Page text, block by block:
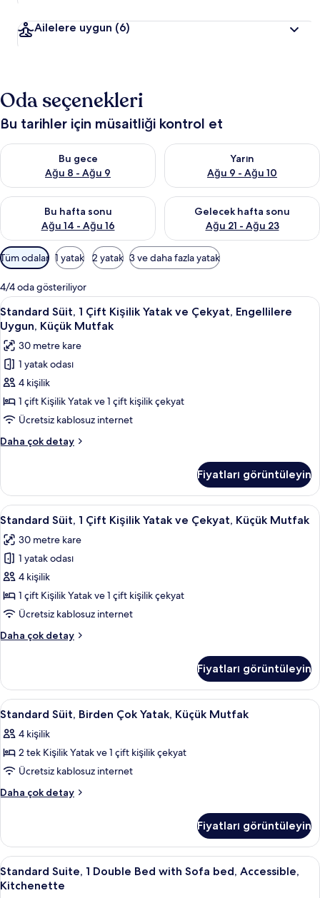
Ailelere uygun (6)
Oda seçenekleri
Bu tarihler için müsaitliği kontrol et
Bu gece
Ağu 8 - Ağu 9
Bu gece için müsaitliği kontrol et Ağu 8 - Ağu 9
Yarın
Ağu 9 - Ağu 10
Yarın için müsaitliği kontrol
Bu hafta sonu
Ağu 14 - Ağu 16
Bu hafta sonu için müsaitliği kontrol et Ağu 14 - Ağu 16
Gelecek hafta sonu
Ağu 21 - Ağu 23
Önümüzdeki hafta sonu için
Odalar
için
mevcut
filtreler
Tüm odalar 1 yatak 2 yatak 3 ve daha fazla yatak
4/4 oda gösteriliyor
Standard
Süit,
1
Çift
Kişilik
Yatak
ve
Çekyat,
Engellilere
Uygun,
Mutfak
için
tüm
fotoğrafları
görün
Anti alerjik yatak takımı, odada
12
Standard Süit, 1 Çift Kişilik Yatak ve Çekyat, Engellilere
Uygun, Küçük Mutfak
30 metre kare
1 yatak odası
4 kişilik
1 çift Kişilik Yatak ve 1 çift kişilik çekyat
Ücretsiz kablosuz internet
Daha çok detay
Standard
Kişilik
Yatak
ve
Engellilere
Uygun,
Küçük
Mutfak
hakkında
daha
fazla
detay
Fiyatları görüntüleyin
Standard
Süit,
1
Çift
Kişilik
Yatak
ve
Küçük
tüm
fotoğrafları
görün
Anti alerjik yatak takımı, odada
13
Standard Süit, 1 Çift Kişilik Yatak ve Çekyat, Küçük Mutfak
30 metre kare
1 yatak odası
4 kişilik
1 çift Kişilik Yatak ve 1 çift kişilik çekyat
Ücretsiz kablosuz internet
Daha çok detay
Standard
Kişilik
Yatak
ve
Küçük
Mutfak
hakkında
daha
fazla
detay
Fiyatları görüntüleyin
Standard
Süit,
Birden
Çok
Yatak,
Küçük
tüm
fotoğrafları
görün
Standard Süit, Birden Çok Yatak,
10
Standard Süit, Birden Çok Yatak, Küçük Mutfak
4 kişilik
2 tek Kişilik Yatak ve 1 çift kişilik çekyat
Ücretsiz kablosuz internet
Daha çok detay
Standard
Yatak,
Küçük
Mutfak
hakkında
Fiyatları görüntüleyin
Standard
Suite,
Standard Suite, 1 Double Bed with
14
Standard Suite, 1 Double Bed with Sofa bed, Accessible,
Kitchenette